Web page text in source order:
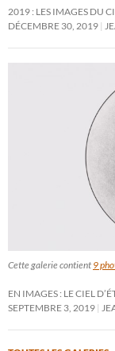
2019 : LES IMAGES DU
DÉCEMBRE 30, 2019
Cette galerie contient 9
EN IMAGES : LE CIEL
SEPTEMBRE 3, 2019